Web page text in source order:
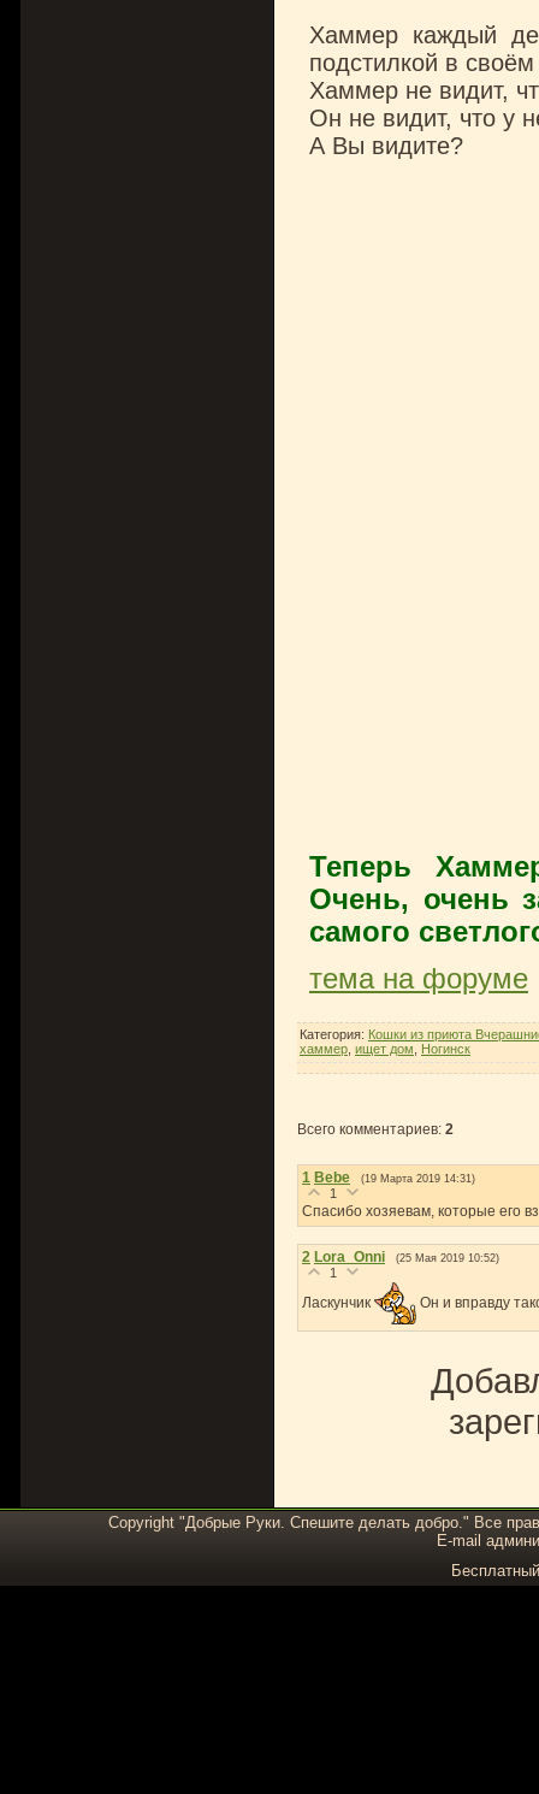
Хаммер каждый
подстилкой в
Хаммер не видит,
Он не видит, что у
А Вы видите?
Теперь
Очень, очень
самого
тема на форуме
Категория: Кошки из приюта
хаммер ищет дом Ногинск
Всего комментариев: 2
1 Bebe (19 Марта 2019 14:31)
1
Спасибо хозяевам, которые его
2 Lora_Onni (25 Мая 2019 10:52)
1
Ласкунчик Он и вправду
Copyright "Добрые Руки. Спешите делать добро." Все
E-mail